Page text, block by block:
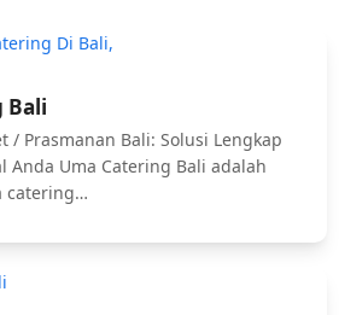
Bali
/ Prasmanan Bali: Solusi Lengkap
Anda Uma Catering Bali adalah
catering…